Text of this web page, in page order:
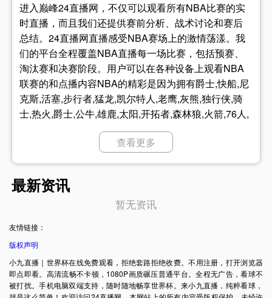
进入巅峰24直播网，不仅可以观看所有NBA比赛的实
时直播，而且我们还提供赛前分析、战术讨论和赛后
总结。24直播网直播感受NBA赛场上的激情荡漾。我
们的平台全程覆盖NBA直播每一场比赛，包括预赛、
淘汰赛和决赛阶段。用户可以在各种设备上观看NBA
联赛的和点播内容NBA的精彩是因为拥有爵士,快船,尼
克斯,活塞,步行者,猛龙,凯尔特人,老鹰,灰熊,独行侠,骑
士,热火,爵士,公牛,雄鹿,太阳,开拓者,森林狼,火箭,76人,
篮网,国王,勇士,灰熊,公牛,奇才,雷霆,掘金,湖人,快船,森
林狼,步行者,76人,魔术,骑士,鹈鹕,活塞,太阳,黄蜂,雄鹿,
篮网,公牛,湖人,尼克斯,勇士,老鹰,灰熊,热火,猛龙,掘金,
开拓者等强壮的队伍球员，带来每一场精彩的比赛！
查看更多
最新资讯
暂无资讯
友情链接：
版权声明
小九直播｜世界杯在线免费观看，拒绝套路拒绝收费。不用注册，打开浏览器
即点即看。高清流畅不卡顿，1080P画质碾压普通平台。全程无广告，看球不
被打扰。手机电脑双端支持，随时随地畅享世界杯。来小九直播，纯粹看球，